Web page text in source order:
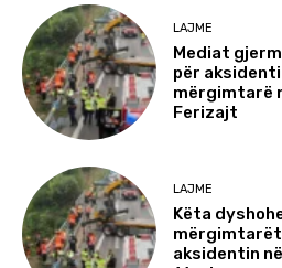
LAJME
Mediat
për
mërgimtarë
Ferizajt
LAJME
Këta
mërgimtarët
aksidentin